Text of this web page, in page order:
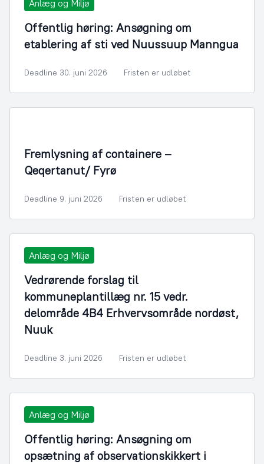
Anlæg og Miljø
Offentlig høring: Ansøgning om
etablering af sti ved Nuussuup Manngua
Deadline 30. juni 2026 Fristen er udløbet
Fremlysning af containere –
Qeqertanut/ Fyrø
Deadline 9. juni 2026 Fristen er udløbet
Anlæg og Miljø
Vedrørende forslag til
kommuneplantillæg nr. 15 vedr.
delområde 4B4 Erhvervsområde nordøst,
Nuuk
Deadline 3. juni 2026 Fristen er udløbet
Anlæg og Miljø
Offentlig høring: Ansøgning om
opsætning af observationskikkert i